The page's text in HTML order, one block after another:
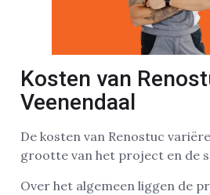
Kosten van
Veenendaal
De kosten van Renostuc
grootte van het project en de
Over het algemeen liggen de